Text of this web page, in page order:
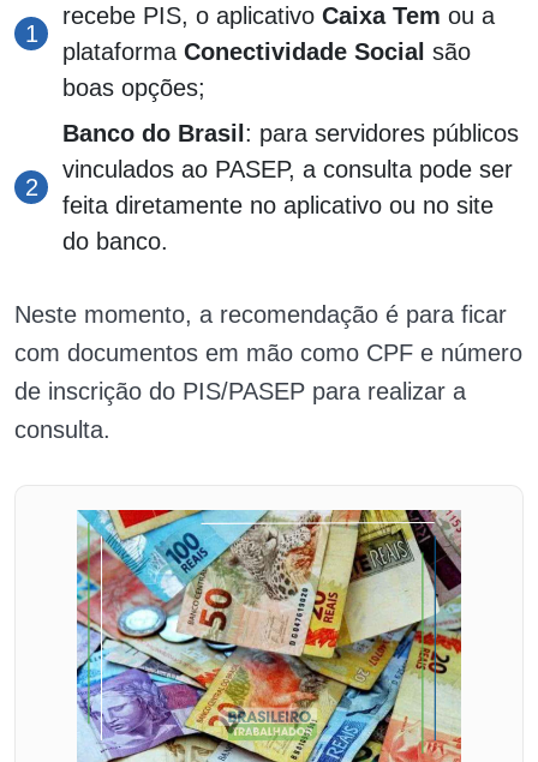
recebe PIS, o aplicativo Caixa Tem ou a
plataforma Conectividade Social são
boas opções;
Banco do Brasil: para servidores públicos
vinculados ao PASEP, a consulta pode ser
feita diretamente no aplicativo ou no site
do banco.
Neste momento, a recomendação é para ficar
com documentos em mão como CPF e número
de inscrição do PIS/PASEP para realizar a
consulta.